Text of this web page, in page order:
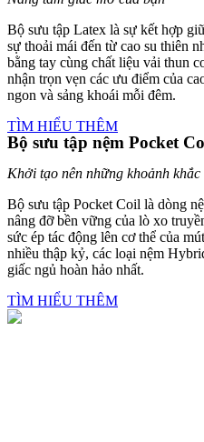
Bộ sưu tập Latex là sự kết hợp
sự thoải mái đến từ cao su thiên
bằng tay cùng chất liệu vải thun
nhận trọn vẹn các ưu điểm của
ngon và sảng khoái mỗi đêm.
TÌM HIỂU THÊM
Bộ sưu tập nệm Pocket
Khởi tạo nên những khoảnh khắc
Bộ sưu tập Pocket Coil là dòng
nâng đỡ bền vững của lò xo
sức ép tác động lên cơ thể của
nhiều thập kỷ, các loại nệm
giấc ngủ hoàn hảo nhất.
TÌM HIỂU THÊM